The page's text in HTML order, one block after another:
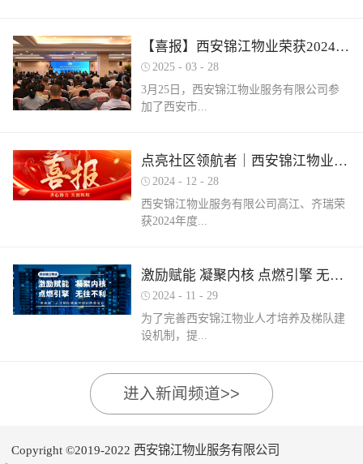
市住房和城乡建设局指导、市物业管理行
业协会主办，是全市物业管理行业一年一
度规格最高、水平最强、影响最广的职业
技能盛会。本次竞赛，共有来自全市60余
家物业企业的1300余名物业从业人员参
梦长安 精技赋能未来”，全面夯实行业人
才基础。参赛环节西安锦江物业作为西安
织并参与协会各项赛事，均取得傲人的成
绩。今年为了锻炼队伍，搭建更广阔的成
下的重要知识点串讲和一轮轮的复习备
考，比赛中，选手们沉着冷静，基本发挥
出了各自领域应有的实力。最终，三个工
种共计取得了二等奖1名，三等奖3名，优
的问题及知识盲区，公司人力行政部及品
质部快速反应，第一时间组织各工种开展
内部专项培训，进行系统化的梳理和总
经验和答题技巧进行转化分享，对标竞赛
业主做好夏季安全防范工作。风险在于防
范，平安才是幸福！西安锦江物业提醒
夏季高温，引发火灾事故占比较高，空
调、冰箱、电风扇等大功率电器的使用频
中要通风、散热，防止温度过高引发火
灾。空调、电风扇等电器设备不宜长时间
使用，离人时应及时关闭电源。电动车应
在室外专用充电桩充电，不得在室内、走
充电，切勿长时间充电，勿飞线充电。汽
车内严禁放置打火机、罐装喷剂、香水、
移动电源等易燃易爆物品，定期检测更换
车载灭火器，定期对车辆维护保养。不要
躺在床上、沙发上吸烟，烟头要及时放到
可燃物品。 使用电蚊香时应注意用电安
全，用完及时断开电源，防止因长期通电
“干烧”引发火灾。在发热的电蚊拍附近不
露水后不要立即靠近明火、也不要在高温
【喜报】西安锦江物业荣获2024年度优秀单位、全市技能竞赛优秀个人及优秀组织单位多项荣誉
2025 - 03 - 28
3月25日，西安锦江物业服务有限公司参
加了西安市...
物业管理行业协会组织召开的第三届会员
（代表）大会第四次全体会议暨物业高质
员单位及“安居物业杯”西安市物业管理行
业职业技能竞赛优秀个人及优秀组织单位
获“全市技能竞赛优秀组织奖”西安锦江物
业曹林、张小刚、郭小龙荣获技能竞赛“一
等奖”西安锦江物业张国刚、谷展荣获技能
竞赛“二等奖”西安锦江物业惠张瑜、张盼
兵、潘保民、毛亚、李强、贺鑫磊、李国
刚、岳程妮等人分别荣获技能竞赛“优秀
奖”。在这个追求卓越服务的时代，西安锦
升整个团队的专业水平和服务质量，西安
点亮社区领航者｜西安锦江物业高江、齐瑞获得“优秀项目经理”荣誉称号
2024 - 12 - 28
西安锦江物业服务有限公司高江、齐瑞荣
获2024年度...
陕西省物业管理协会“优秀项目经理”称
号。岁末回首，总结成绩，表彰优秀，
会召开盛会，表彰这一年在物业管理行业
的广阔舞台上绽放出熠熠光辉的精英
1A期 项目经理 齐瑞高江、齐瑞是西安锦
江物业诸多优秀项目经理的缩影，他们代
表着西安锦江物业团结奋进、诚信奉献、
奖是荣誉也是动力，西安锦江物业将以他
们作为榜样领航，激励全体员工砥砺奋
激励赋能 凝聚内核 点燃引擎 无往不利
2024 - 11 - 29
为了完善西安锦江物业人才培养及梯队建
设机制，提...
高物业服务水平和服务质量，有目的、有
计划的进行人才储备及培育，大力培养核
江物业组织开展以“激励赋能 凝聚内核 点
进入新闻频道>>
Copyright ©2019-2022 西安锦江物业服务有限公司